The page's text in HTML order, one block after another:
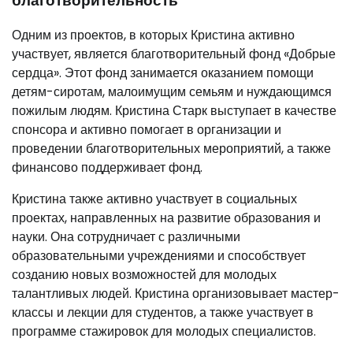
Одним из проектов, в которых Кристина активно
участвует, является благотворительный фонд «Добрые
сердца». Этот фонд занимается оказанием помощи
детям-сиротам, малоимущим семьям и нуждающимся
пожилым людям. Кристина Старк выступает в качестве
спонсора и активно помогает в организации и
проведении благотворительных мероприятий, а также
финансово поддерживает фонд.
Кристина также активно участвует в социальных
проектах, направленных на развитие образования и
науки. Она сотрудничает с различными
образовательными учреждениями и способствует
созданию новых возможностей для молодых
талантливых людей. Кристина организовывает мастер-
классы и лекции для студентов, а также участвует в
программе стажировок для молодых специалистов.